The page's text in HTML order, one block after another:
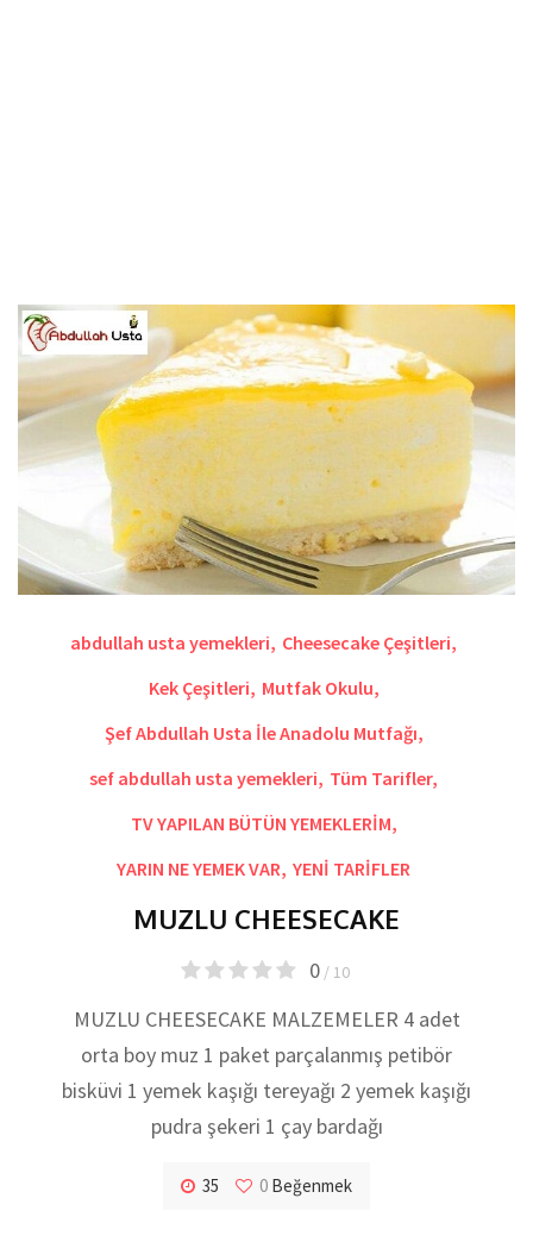
abdullah usta yemekleri, Cheesecake Çeşitleri,
Kek Çeşitleri, Mutfak Okulu,
Şef Abdullah Usta İle Anadolu Mutfağı,
sef abdullah usta yemekleri, Tüm Tarifler,
TV YAPILAN BÜTÜN YEMEKLERİM,
YARIN NE YEMEK VAR, YENİ TARİFLER
MUZLU CHEESECAKE
0/ 10
MUZLU CHEESECAKE MALZEMELER 4 adet
orta boy muz 1 paket parçalanmış petibör
bisküvi 1 yemek kaşığı tereyağı 2 yemek kaşığı
pudra şekeri 1 çay bardağı
35 0 Beğenmek